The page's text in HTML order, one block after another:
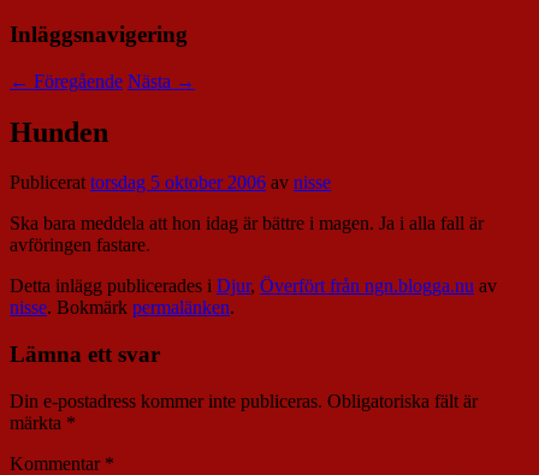
Inläggsnavigering
← Föregående Nästa →
Hunden
Publicerattorsdag 5 oktober 2006 av nisse
Ska bara meddela att hon idag är bättre i magen. Ja i alla fall är
avföringen fastare.
Detta inlägg publicerades i Djur, Överfört från ngn.blogga.nu av
nisse. Bokmärk permalänken.
Lämna ett svar
Din e-postadress kommer inte publiceras. Obligatoriska fält är
märkta *
Kommentar *